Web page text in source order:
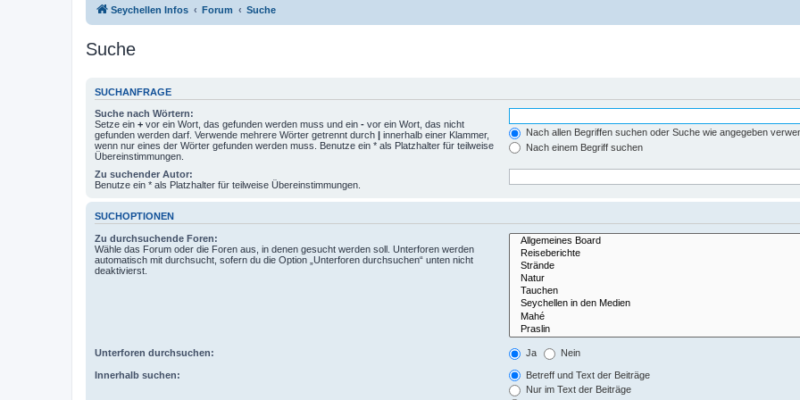
Seychellen Infos Forum Suche
Suche
SUCHANFRAGE
Suche nach Wörtern:
Setze ein + vor ein Wort, das gefunden werden muss und ein - vor ein Wort, das nicht
gefunden werden darf. Verwende mehrere Wörter getrennt durch | innerhalb einer Klammer,
wenn nur eines der Wörter gefunden werden muss. Benutze ein * als Platzhalter für teilweise
Übereinstimmungen.
Nach allen Begriffen suchen oder Suche wie angegeben
Nach einem Begriff suchen
Zu suchender Autor:
Benutze ein * als Platzhalter für teilweise Übereinstimmungen.
SUCHOPTIONEN
Zu durchsuchende Foren:
Wähle das Forum oder die Foren aus, in denen gesucht werden soll. Unterforen werden
automatisch mit durchsucht, sofern du die Option „Unterforen durchsuchen“ unten nicht
deaktivierst.
Unterforen durchsuchen: Ja Nein
Innerhalb suchen:
Betreff und Text der Beiträge
Nur im Text der Beiträge